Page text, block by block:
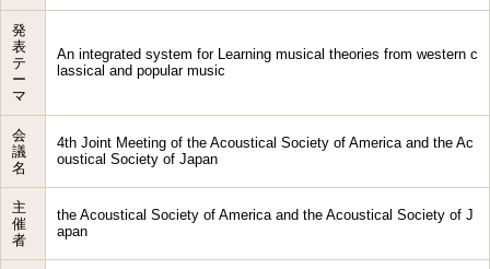
発
表
テ
ー
マ
An integrated system for Learning musical theories from western c
lassical and popular music
会
議
名
4th Joint Meeting of the Acoustical Society of America and the Ac
oustical Society of Japan
主
催
者
the Acoustical Society of America and the Acoustical Society of J
apan